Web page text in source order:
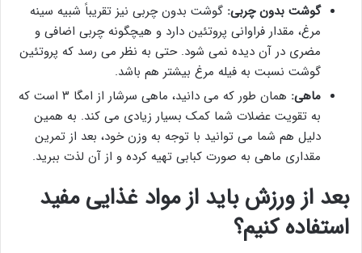
گوشت بدون چربی: گوشت بدون چربی نیز تقریباً شبیه سینه
مرغ، مقدار فراوانی پروتئین دارد و هیچگونه چربی اضافی و
مضری در آن دیده نمی شود. حتی به نظر می رسد که پروتئین
گوشت نسبت به فیله مرغ بیشتر هم باشد.
ماهی:
همان طور که می دانید، ماهی سرشار از امگا ۳ است که
به تقویت عضلات شما کمک بسیار زیادی می کند. به همین
دلیل هم شما می توانید با توجه به وزن خود، بعد از تمرین
مقداری ماهی به صورت کبابی تهیه کرده و از آن لذت ببرید.
بعد از ورزش باید از مواد غذایی مفید
استفاده کنیم؟